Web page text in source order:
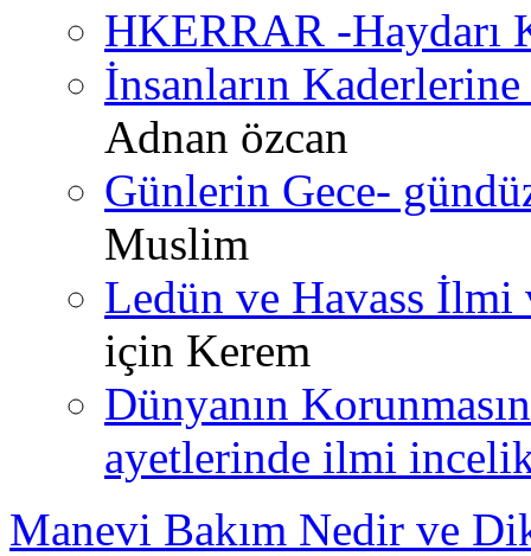
HKERRAR -Haydarı
İnsanların
Adnan özcan
Günlerin Gece-
Muslim
Ledün ve Havass İlmi
için Kerem
Dünyanın
ayetlerinde ilmi
Manevi Bakım Nedir ve